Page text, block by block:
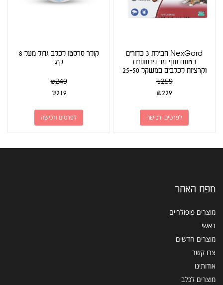
NexGard חבילת 3 כדורים
בטעם עוף נגד פרעושים
וקרציות לכלבים במשקל 25-50
ק"ג₪259
₪229
לפרטים ורכישה
קולר סרסטו לכלב גדול מעל 8
ק"ג
₪249
₪219
לפרטים ורכישה
מפת האתר
מוצרים פופולריים
ראשי
מוצרים חדשים
צרו קשר
אודותינו
מוצרים לכלב